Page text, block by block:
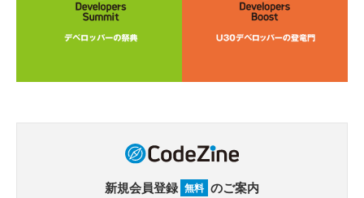
新規会員登録 無料 のご案内